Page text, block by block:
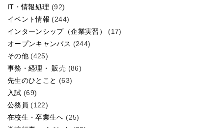
IT・情報処理 (92)
イベント情報 (244)
インターンシップ（企業実習）
(17)
オープンキャンパス (244)
その他 (425)
事務・経理・ 販売 (86)
先生のひとこと (63)
入試 (69)
公務員 (122)
在校生・卒業生へ (25)